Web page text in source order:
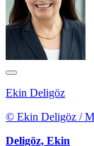
Ekin Deligöz
© Ekin Deligöz /
Deligöz, Ekin